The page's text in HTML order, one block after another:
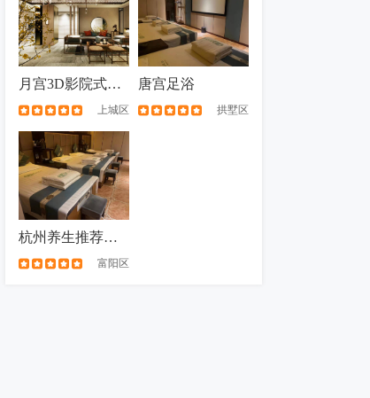
月宫3D影院式足道
上城区
唐宫足浴
拱墅区
杭州养生推荐去处
富阳区